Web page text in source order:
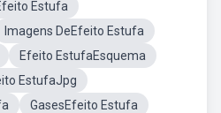
Estufa
Imagens DeEfeito Estufa
Efeito EstufaEsquema
EstufaJpg
GasesEfeito Estufa